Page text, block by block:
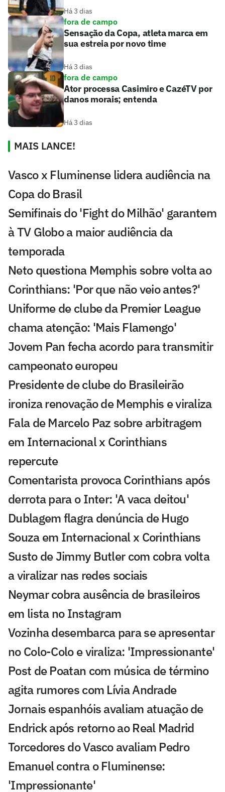
Há 3 dias
fora de campo
Sensação da Copa, atleta marca em
sua estreia por novo time
Há 3 dias
fora de campo
Ator processa Casimiro e CazéTV por
danos morais; entenda
Há 3 dias
MAIS LANCE!
Vasco x Fluminense lidera audiência na
Copa do Brasil
Semifinais do 'Fight do Milhão' garantem
à TV Globo a maior audiência da
temporada
Neto questiona Memphis sobre volta ao
Corinthians: 'Por que não veio antes?'
Uniforme de clube da Premier League
chama atenção: 'Mais Flamengo'
Jovem Pan fecha acordo para transmitir
campeonato europeu
Presidente de clube do Brasileirão
ironiza renovação de Memphis e viraliza
Fala de Marcelo Paz sobre arbitragem
em Internacional x Corinthians
repercute
Comentarista provoca Corinthians após
derrota para o Inter: 'A vaca deitou'
Dublagem flagra denúncia de Hugo
Souza em Internacional x Corinthians
Susto de Jimmy Butler com cobra volta
a viralizar nas redes sociais
Neymar cobra ausência de brasileiros
em lista no Instagram
Vozinha desembarca para se apresentar
no Colo-Colo e viraliza: 'Impressionante'
Post de Poatan com música de término
agita rumores com Lívia Andrade
Jornais espanhóis avaliam atuação de
Endrick após retorno ao Real Madrid
Torcedores do Vasco avaliam Pedro
Emanuel contra o Fluminense:
'Impressionante'